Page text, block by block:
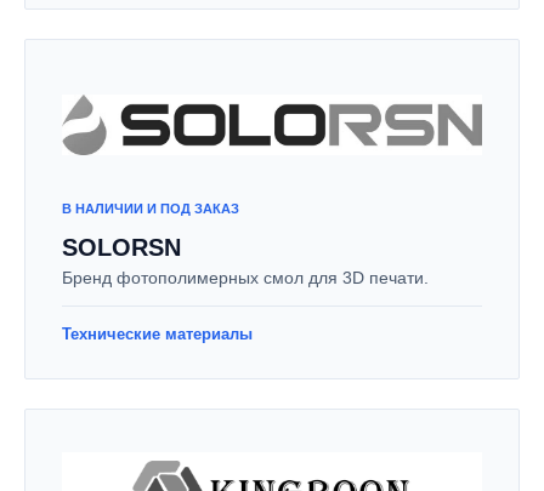
В НАЛИЧИИ И ПОД ЗАКАЗ
SOLORSN
Бренд фотополимерных смол для 3D печати.
Технические материалы